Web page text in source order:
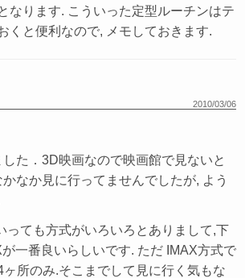
なります. こういった定型ルーチンはテ
くと便利なので, メモしておきます.
2010/03/06
た．3D映画なので映画館で見ないと
なか見に行ってませんでしたが, よう
っても方式がいろいろとありまして,下
一番良いらしいです. ただ IMAX方式で
ヶ所のみ.そこまでして見に行く気もな